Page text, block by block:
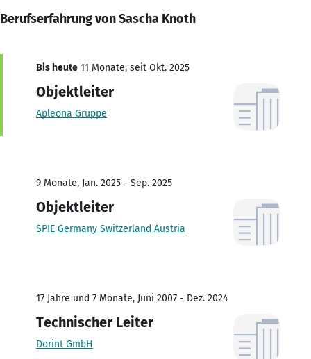
Berufserfahrung von Sascha Knoth
Bis heute 11 Monate, seit Okt. 2025
Objektleiter
Apleona Gruppe
9 Monate, Jan. 2025 - Sep. 2025
Objektleiter
SPIE Germany Switzerland Austria
17 Jahre und 7 Monate, Juni 2007 - Dez. 2024
Technischer Leiter
Dorint GmbH